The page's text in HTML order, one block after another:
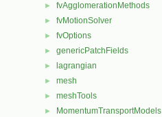
► fvAgglomerationMethods
► fvMotionSolver
► fvOptions
► genericPatchFields
► lagrangian
► mesh
► meshTools
► MomentumTransportModels